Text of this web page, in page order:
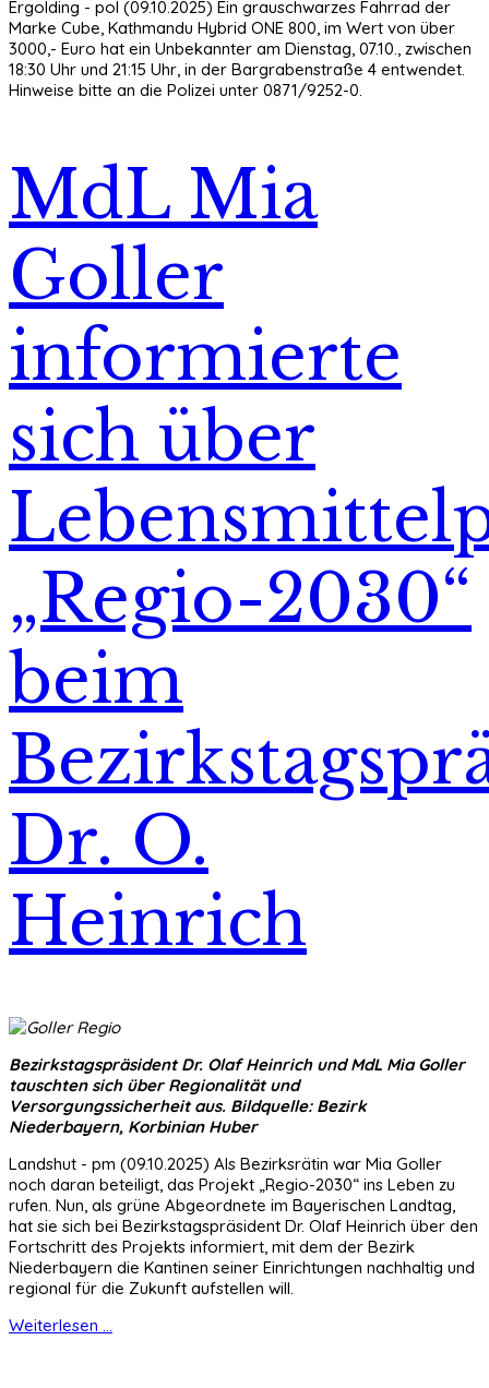
Ergolding - pol (09.10.2025) Ein grauschwarzes Fahrrad der
Marke Cube, Kathmandu Hybrid ONE 800, im Wert von über
3000,- Euro hat ein Unbekannter am Dienstag, 07.10., zwischen
18:30 Uhr und 21:15 Uhr, in der Bargrabenstraße 4 entwendet.
Hinweise bitte an die Polizei unter 0871/9252-0.
MdL Mia
Goller
informierte
sich über
„Regio-2030“
beim
Dr. O.
Heinrich
Bezirkstagspräsident Dr. Olaf Heinrich und MdL Mia Goller
tauschten sich über Regionalität und
Versorgungssicherheit aus. Bildquelle: Bezirk
Niederbayern, Korbinian Huber
Landshut - pm (09.10.2025) Als Bezirksrätin war Mia Goller
noch daran beteiligt, das Projekt „Regio-2030“ ins Leben zu
rufen. Nun, als grüne Abgeordnete im Bayerischen Landtag,
hat sie sich bei Bezirkstagspräsident Dr. Olaf Heinrich über den
Fortschritt des Projekts informiert, mit dem der Bezirk
Niederbayern die Kantinen seiner Einrichtungen nachhaltig und
regional für die Zukunft aufstellen will.
Weiterlesen ...